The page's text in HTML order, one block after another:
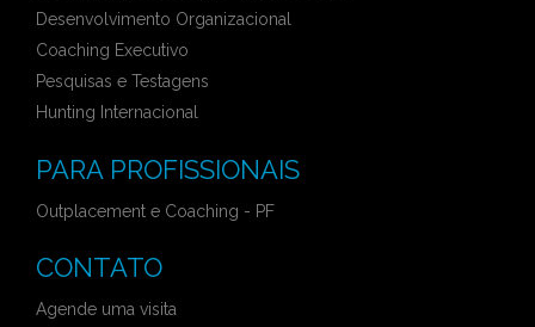
Desenvolvimento Organizacional
Coaching Executivo
Pesquisas e Testagens
Hunting Internacional
PARA PROFISSIONAIS
Outplacement e Coaching - PF
CONTATO
Agende uma visita